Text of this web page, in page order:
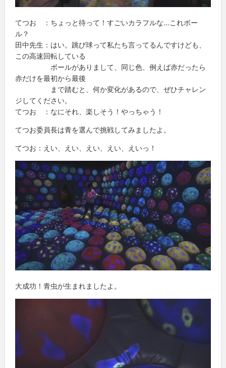
てつお ：ちょっと待って！すごいカラフルな…これボー
ル？
田中先生：はい。跳び球って私たち言ってるんですけども、
この高速回転している
ボールがありまして、同じ色、例えば赤だったら
赤だけを最初から最後
まで踏むと、何か変化があるので、ぜひチャレン
ジしてください。
てつお ：なにそれ、楽しそう！やっちゃう！
てつお委員長は青を選んで挑戦してみましたよ。
てつお：えい、えい、えい、えい、えいっ！
大成功！青虫が生まれましたよ。